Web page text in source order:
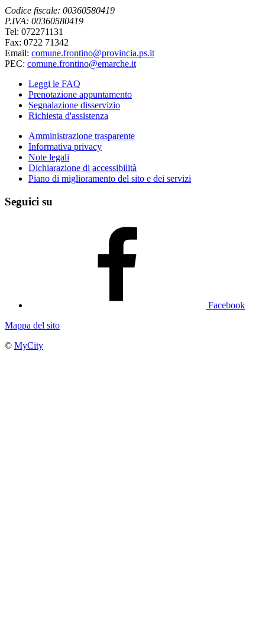
Codice fiscale: 00360580419
P.IVA: 00360580419
Tel: 072271131
Fax: 0722 71342
Email: comune.frontino@provincia.ps.it
PEC: comune.frontino@emarche.it
Leggi le FAQ
Prenotazione appuntamento
Segnalazione disservizio
Richiesta d'assistenza
Amministrazione trasparente
Informativa privacy
Note legali
Dichiarazione di accessibilità
Piano di miglioramento del sito e dei servizi
Seguici su
Facebook
Mappa del sito
© MyCity